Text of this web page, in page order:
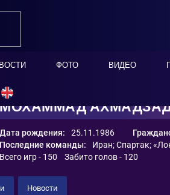
ФОТО ВИДЕО
МОХАММАД
Дата рождения: 25.11.1986
Последние команды:
Иран;Спартак;
Всего игр - 150 Забито голов - 120
Новости